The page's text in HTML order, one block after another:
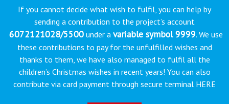
If you cannot decide what wish to fulfil, you can help by
sending a contribution to the project’s account
6072121028/5500under a variable symbol 9999. We use
these contributions to pay for the unfulfilled wishes and
thanks to them, we have also managed to fulfil all the
children’s Christmas wishes in recent years! You can also
contribute via card payment through secure terminal HERE